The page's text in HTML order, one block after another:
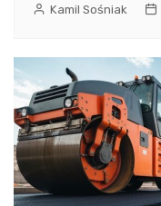
Kamil Sośniak